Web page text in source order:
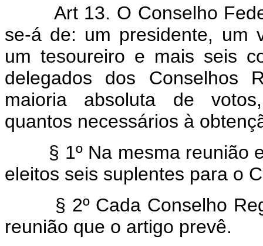
Art 13. O Conselho
se-á de: um presidente, um
um tesoureiro e mais seis
delegados dos Conselhos
maioria absoluta de
quantos necessários à
§ 1º Na mesma reunião
eleitos seis suplentes para o
§ 2º Cada Conselho
reunião que o artigo prevê.